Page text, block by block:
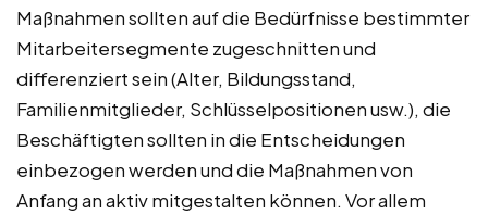
Maßnahmen sollten auf die Bedürfnisse bestimmter
Mitarbeitersegmente zugeschnitten und
differenziert sein (Alter, Bildungsstand,
Familienmitglieder, Schlüsselpositionen usw.), die
Beschäftigten sollten in die Entscheidungen
einbezogen werden und die Maßnahmen von
Anfang an aktiv mitgestalten können. Vor allem